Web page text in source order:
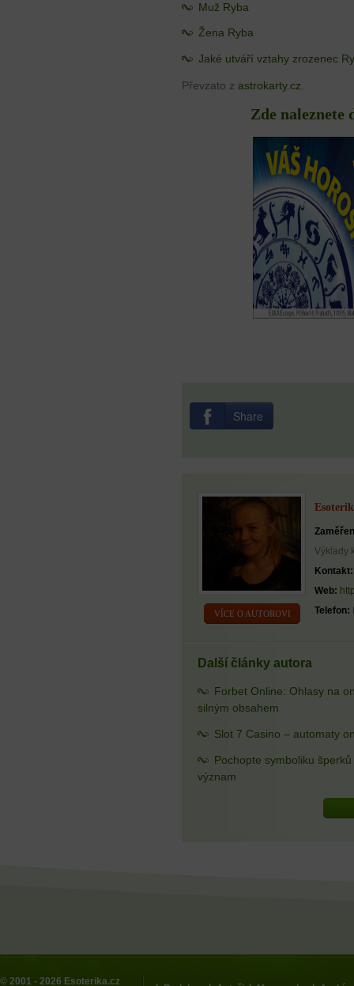
Muž Ryba
Žena Ryba
Jaké utváří vztahy zrozenec
Převzato z astrokarty.cz
Zde naleznete
Share
VÍCE O AUTOROVI
Výklady
Kontakt:
Web:
Telefon:
Další články autora
Forbet Online: Ohlasy na
silným obsahem
Slot 7 Casino – automaty
Pochopte symboliku
význam
© 2001 - 2026 Esoterika.cz